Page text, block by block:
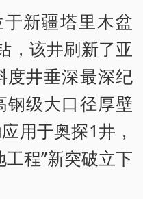
新疆塔里木盆
，该井刷新了亚
度井垂深最深纪
钢级大口径厚壁
用于奥探1井，
程”新突破立下